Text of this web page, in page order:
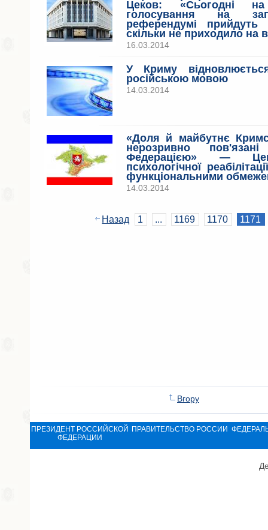
Цеков: «Сьогодні
голосування на
референдумі прийдуть
скільки не приходило на
16.03.2014
У Криму
російською мовою
14.03.2014
«Доля й майбутнє
нерозривно
Федерацією» —
психологічної
функціональними
14.03.2014
Назад 1 ... 1169 1170 1171
Вгору
ПРЕЗИДЕНТ РОССИЙСКОЙ
ФЕДЕРАЦИИ
ПРАВИТЕЛЬСТВО РОССИИ